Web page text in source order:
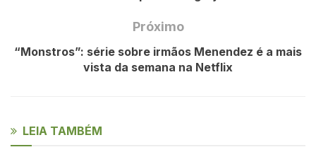
Próximo
“Monstros”: série sobre irmãos Menendez é a mais
vista da semana na Netflix
LEIA TAMBÉM